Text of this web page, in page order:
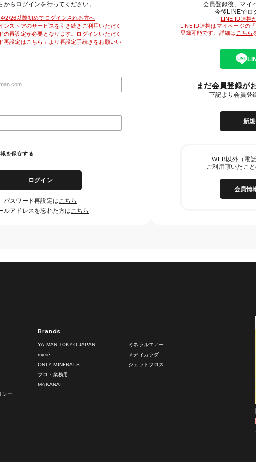
からログインを行ってください。
2/26以降初めてログインされる方へ
ンストアのサービスを引き続きご利用いただく
の再設定が必要となります。ログインいただく
再設定はこちら」より再設定手続きをお願いい
を保存する
ログイン
パスワード再設定は こちら
ルアドレスを忘れた方は こちら
会員登録後、マイ
今後LINEでロ
LINE ID連携
LINE ID連携はマイページの
登録可能です。詳細は こちら
まだ会員登録が
下記より会員登
新
WEB以外（電
ご利用頂いたこ
会員情
シー
Brands
YA-MAN TOKYO JAPAN
mysé
ONLY MINERALS
プロ・業務用
MAKANAI
ミネラルエアー
メディカラダ
ジェットフロス